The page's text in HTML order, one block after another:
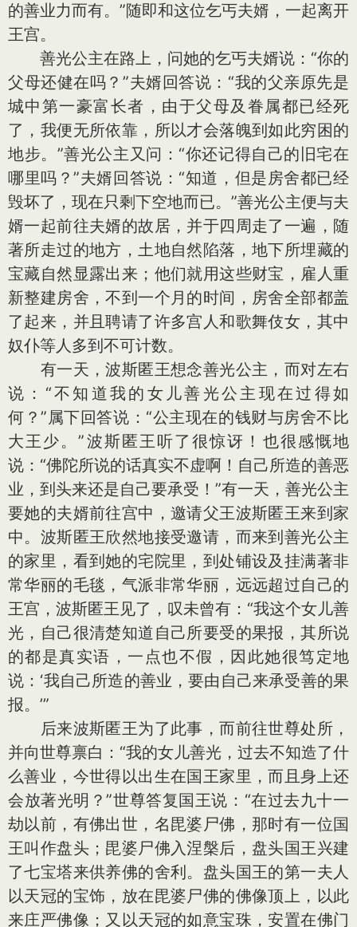
的善业力而有。”随即和这位乞丐夫婿，一起离开
王宫。
善光公主在路上，问她的乞丐夫婿说：“你的
父母还健在吗？”夫婿回答说：“我的父亲原先是
城中第一豪富长者，由于父母及眷属都已经死
了，我便无所依靠，所以才会落魄到如此穷困的
地步。”善光公主又问：“你还记得自己的旧宅在
哪里吗？”夫婿回答说：“知道，但是房舍都已经
毁坏了，现在只剩下空地而已。”善光公主便与夫
婿一起前往夫婿的故居，并于四周走了一遍，随
著所走过的地方，土地自然陷落，地下所埋藏的
宝藏自然显露出来；他们就用这些财宝，雇人重
新整建房舍，不到一个月的时间，房舍全部都盖
了起来，并且聘请了许多宫人和歌舞伎女，其中
奴仆等人多到不可计数。
有一天，波斯匿王想念善光公主，而对左右
说：“不知道我的女儿善光公主现在过得如
何？”属下回答说：“公主现在的钱财与房舍不比
大王少。”波斯匿王听了很惊讶！也很感慨地
说：“佛陀所说的话真实不虚啊！自己所造的善恶
业，到头来还是自己要承受！”有一天，善光公主
要她的夫婿前往宫中，邀请父王波斯匿王来到家
中。波斯匿王欣然地接受邀请，而来到善光公主
的家里，看到她的宅院里，到处铺设及挂满著非
常华丽的毛毯，气派非常华丽，远远超过自己的
王宫，波斯匿王见了，叹未曾有：“我这个女儿善
光，自己很清楚知道自己所要受的果报，其所说
的都是真实语，一点也不假，因此她很笃定地
说：‘我自己所造的善业，要由自己来承受善的果
报。’”
后来波斯匿王为了此事，而前往世尊处所，
并向世尊禀白：“我的女儿善光，过去不知造了什
么善业，今世得以出生在国王家里，而且身上还
会放著光明？”世尊答复国王说：“在过去九十一
劫以前，有佛出世，名毘婆尸佛，那时有一位国
王叫作盘头；毘婆尸佛入涅槃后，盘头国王兴建
了七宝塔来供养佛的舍利。盘头国王的第一夫人
以天冠的宝饰，放在毘婆尸佛的佛像顶上，以此
来庄严佛像；又以天冠的如意宝珠，安置在佛门